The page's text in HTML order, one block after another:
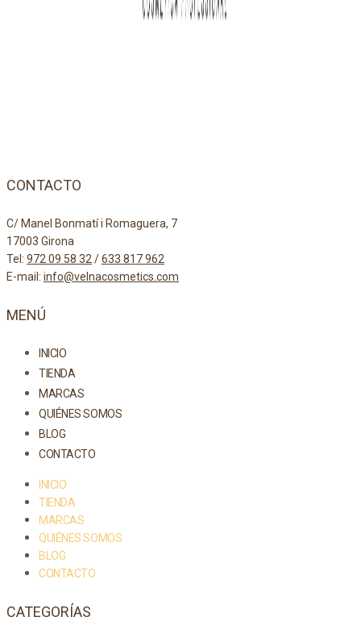
CONTACTO
C/ Manel Bonmatí i Romaguera, 7
17003 Girona
Tel: 972 09 58 32/633 817 962
E-mail: info@velnacosmetics.com
MENÚ
INICIO
TIENDA
MARCAS
QUIÉNES SOMOS
BLOG
CONTACTO
INICIO
TIENDA
MARCAS
QUIÉNES SOMOS
BLOG
CONTACTO
CATEGORÍAS